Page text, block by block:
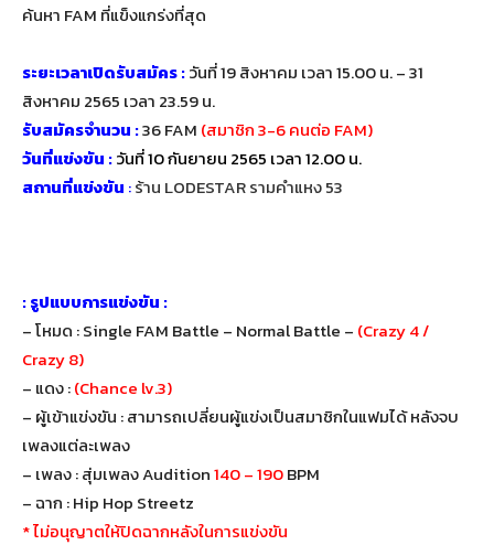
ค้นหา FAM ที่แข็งแกร่งที่สุด
ระยะเวลาเปิดรับสมัคร :วันที่ 19 สิงหาคม เวลา 15.00 น. – 31
สิงหาคม 2565 เวลา 23.59 น.
รับสมัครจำนวน :36 FAM (สมาชิก 3-6 คนต่อ FAM)
วันที่แข่งขัน :วันที่10 กันยายน 2565 เวลา 12.00 น.
สถานที่แข่งขัน :ร้าน LODESTAR รามคำแหง 53
: รูปแบบการแข่งขัน :
– โหมด : Single FAM Battle – Normal Battle – (Crazy 4 /
Crazy 8)
– แดง :(Chance lv.3)
– ผู้เข้าแข่งขัน : สามารถเปลี่ยนผู้แข่งเป็นสมาชิกในแฟมได้ หลังจบ
เพลงแต่ละเพลง
– เพลง : สุ่มเพลง Audition140 – 190BPM
– ฉาก : Hip Hop Streetz
* ไม่อนุญาตให้ปิดฉากหลังในการแข่งขัน